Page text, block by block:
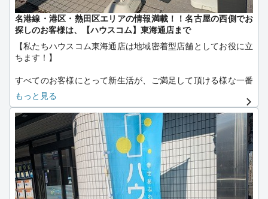
名港線・港区・熱田区エリアの情報満載！！名古屋の西側でお
探しのお客様は、【ハウスコム】東海通店まで
【私たちハウスコム東海通店は地域密着型店舗としてお役に立
ちます！】
すべてのお客様にとって新生活が、ご満足して頂ける様な一番
のお部屋をあらゆる角度からご提案させて頂きます。
常に最新情報を心がけ、広範囲の新築情報にも自信がありま
す！
交通の便も東海通駅４番出口より西へ徒歩２分と大変便利な立
地です。
店舗の西側にお客様専用駐車場もご用意してあります。
お客様のご来店、お問い合せを東海通店スタッフ一同、心より
お待ちしております。
もっと見る